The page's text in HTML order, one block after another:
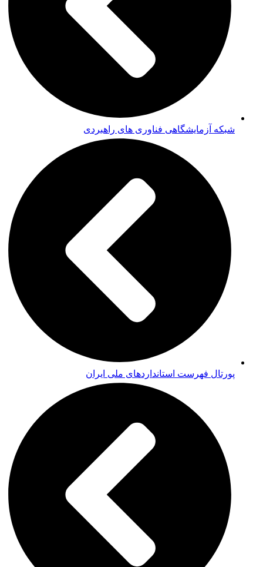
شبکه آزمایشگاهی فناوری های راهبردی
پورتال فهرست استانداردهای ملی ایران